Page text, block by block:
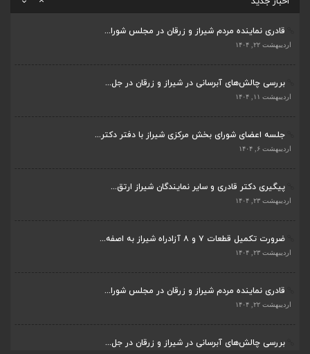
بررسی چالش‌های آبرسانی در شیراز و زرقان در جل...
اردیبهشت ۱۱, ۱۴۰۴
جلسه اعضای شورای بخش مرکزی شیراز با دفتر دکتر...
اردیبهشت ۶, ۱۴۰۴
پیگیری دکتر قادری و سایر نمایندگان شیراز ارتق...
اردیبهشت ۲۳, ۱۴۰۴
ضرورت تکمیل قطعات ۷ و ۸ آزادراه شیراز به اصفه...
اردیبهشت ۲۳, ۱۴۰۴
قادری نماینده مردم شیراز و زرقان در مجلس شورا...
اردیبهشت ۲۲, ۱۴۰۴
بررسی چالش‌های آبرسانی در شیراز و زرقان در جل...
اردیبهشت ۱۱, ۱۴۰۴
ضرورت تکمیل قطعات ۷ و ۸ آزادراه شیراز به اصفه...
قادری نماینده مردم شیراز و زرقان در مجلس شورا...
بررسی چالش‌های آبرسانی در شیراز و زرقان در جل...
جلسه اعضای شورای بخش مرکزی شیراز با دفتر دکتر...
پیگیری دکتر قادری و سایر نمایندگان شیراز ارتق...
ضرورت تکمیل قطعات ۷ و ۸ آزادراه شیراز به اصفه...